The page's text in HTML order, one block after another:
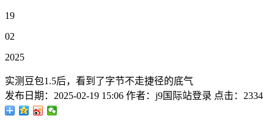
19
02
2025
实测豆包1.5后，看到了字节不走捷径的底气
发布日期： 2025-02-19 15:06 作者： j9国际站登录 点击： 2334